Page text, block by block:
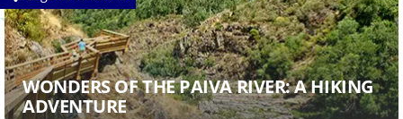
WONDERS OF THE PAIVA RIVER: A HIKING
ADVENTURE